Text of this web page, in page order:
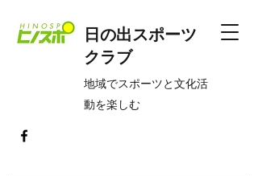
日の出スポーツ
クラブ
​地域でスポーツと文化活
動を楽しむ